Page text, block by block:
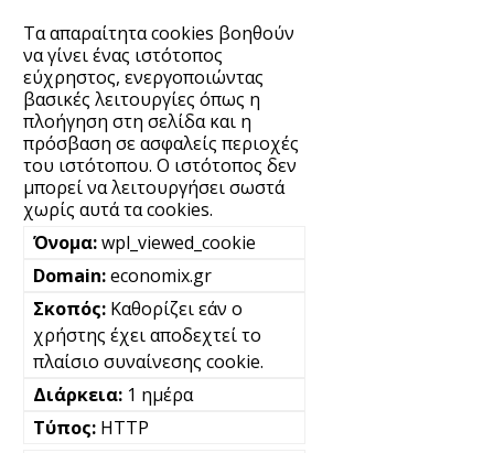
Τα απαραίτητα cookies βοηθούν
να γίνει ένας ιστότοπος
εύχρηστος, ενεργοποιώντας
βασικές λειτουργίες όπως η
πλοήγηση στη σελίδα και η
πρόσβαση σε ασφαλείς περιοχές
του ιστότοπου. Ο ιστότοπος δεν
μπορεί να λειτουργήσει σωστά
χωρίς αυτά τα cookies.
wpl_viewed_cookie
economix.gr
Καθορίζει εάν ο
χρήστης έχει αποδεχτεί το
πλαίσιο συναίνεσης cookie.
1 ημέρα
HTTP